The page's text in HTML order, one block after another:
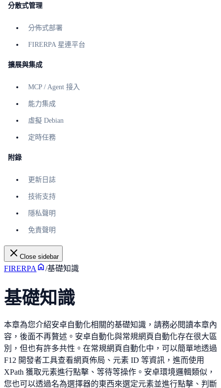
分散式管理
分佈式部署
FIRERPA 星連平台
擴展與集成
MCP / Agent 接入
能力集成
虛擬 Debian
定時任務
附錄
更新日誌
技術支持
隱私聲明
免責聲明
Close sidebar
FIRERPA /基礎知識
基礎知識
本章為您介紹安卓自動化相關的基礎知識，請務必閱讀本章內
容，後面不再贅述。安卓自動化與常規網頁自動化存在很大區
別，但也有許多共性。在常規網頁自動化中，可以簡單地透過
F12 開發者工具查看網頁佈局、元素 ID 等資訊，進而使用
XPath 獲取元素進行點擊、等待等操作。安卓環境邏輯類似，
您也可以透過名為選擇器的東西來選定元素並進行點擊、判斷